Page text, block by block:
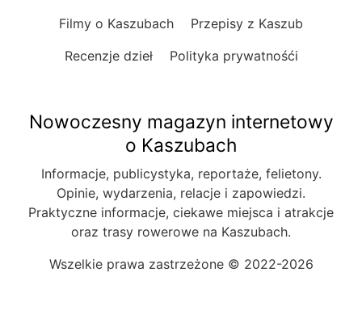
Filmy o Kaszubach
Przepisy z Kaszub
Recenzje dzieł
Polityka prywatnośći
Nowoczesny magazyn internetowy
o Kaszubach
Informacje, publicystyka, reportaże, felietony.
Opinie, wydarzenia, relacje i zapowiedzi.
Praktyczne informacje, ciekawe miejsca i atrakcje
oraz trasy rowerowe na Kaszubach.
Wszelkie prawa zastrzeżone © 2022-2026